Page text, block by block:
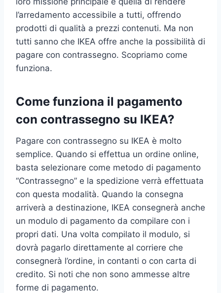
l’arredamento accessibile a tutti, offrendo
prodotti di qualità a prezzi contenuti. Ma non
tutti sanno che IKEA offre anche la possibilità di
pagare con contrassegno. Scopriamo come
funziona.
Come funziona il pagamento
con contrassegno su IKEA?
Pagare con contrassegno su IKEA è molto
semplice. Quando si effettua un ordine online,
basta selezionare come metodo di pagamento
“Contrassegno” e la spedizione verrà effettuata
con questa modalità. Quando la consegna
arriverà a destinazione, IKEA consegnerà anche
un modulo di pagamento da compilare con i
propri dati. Una volta compilato il modulo, si
dovrà pagarlo direttamente al corriere che
consegnerà l’ordine, in contanti o con carta di
credito. Si noti che non sono ammesse altre
forme di pagamento.